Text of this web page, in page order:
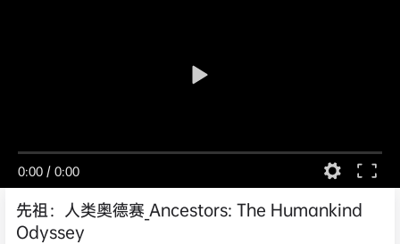
0:00 / 0:00
先祖：人类奥德赛_Ancestors: The Humankind
Odyssey